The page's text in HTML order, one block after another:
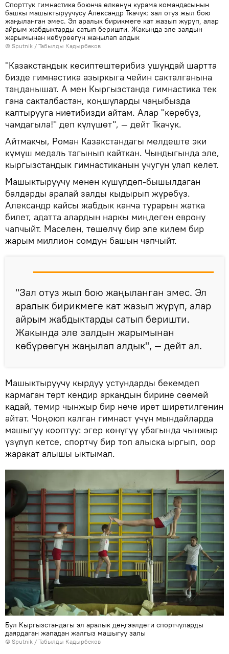
Спорттук гимнастика боюнча өлкөнүн курама командасынын
башкы машыктыруучусу Александр Ткачук: зал отуз жыл бою
жаңыланган эмес. Эл аралык бирикмеге кат жазып жүрүп, алар
айрым жабдыктарды сатып беришти. Жакында эле залдын
жарымынан көбүрөөгүн жаңылап алдык
© Sputnik / Табылды Кадырбеков
"Казакстандык кесиптештерибиз ушундай шартта
бизде гимнастика азыркыга чейин сакталганына
таңданышат. А мен Кыргызстанда гимнастика тек
гана сакталбастан, коңшуларды чаңыбызда
калтырууга ниетибизди айтам. Алар "көрөбүз,
чамдагыла!" деп күлүшөт", — дейт Ткачук.
Айтмакчы, Роман Казакстандагы мелдеште эки
күмүш медаль тагынып кайткан. Чындыгында эле,
кыргызстандык гимнастиканын учугун улап келет.
Машыктыруучу менен күшүлдөп-бышылдаган
балдарды аралай залды кыдырып жүрөбүз.
Александр кайсы жабдык канча турарын жатка
билет, адатта алардын наркы миңдеген еврону
чапчыйт. Маселен, төшөлчү бир эле килем бир
жарым миллион сомдун башын чапчыйт.
"Зал отуз жыл бою жаңыланган эмес. Эл
аралык бирикмеге кат жазып жүрүп, алар
айрым жабдыктарды сатып беришти.
Жакында эле залдын жарымынан
көбүрөөгүн жаңылап алдык", — дейт ал.
Машыктыруучу кырдуу устундарды бекемдеп
кармаган төрт кендир аркандын бирине сөөмөй
кадай, темир чынжыр бир нече ирет ширетилгенин
айтат. Чоңоюп калган гимнаст үчүн мындайларда
машыгуу кооптуу: эгер көнүгүү убагында чынжыр
үзүлүп кетсе, спортчу бир топ алыска ыргып, оор
жаракат алышы ыктымал.
Бул Кыргызстандагы эл аралык деңгээлдеги спортчуларды
даярдаган жападан жалгыз машыгуу залы
© Sputnik / Табылды Кадырбеков